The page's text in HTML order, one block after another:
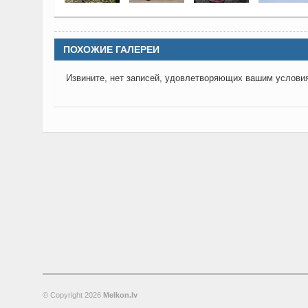
ПОХОЖИЕ ГАЛЕРЕИ
Извините, нет записей, удовлетворяющих вашим
© Copyright 2026 Melkon.lv